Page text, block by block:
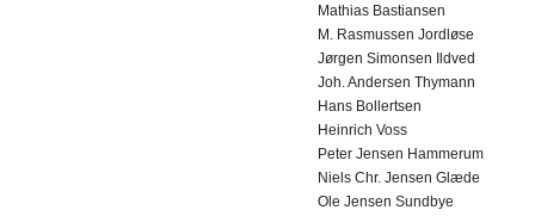
Mathias Bastiansen
M. Rasmussen Jordløse
Jørgen Simonsen Ildved
Joh. Andersen Thymann
Hans Bollertsen
Heinrich Voss
Peter Jensen Hammerum
Niels Chr. Jensen Glæde
Ole Jensen Sundbye